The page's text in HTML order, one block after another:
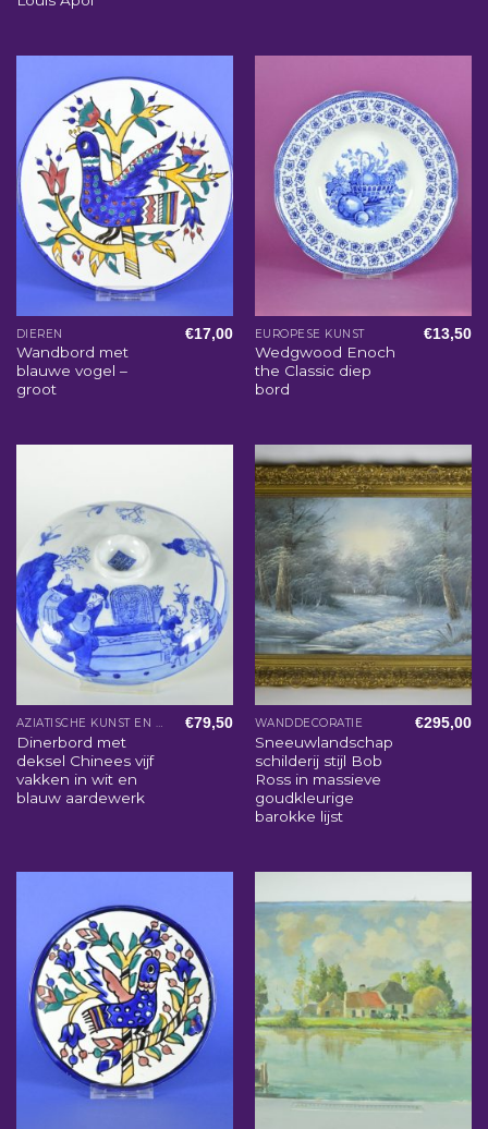
DIEREN
Wandbord met
blauwe vogel –
groot
€17,00 EUROPESE KUNST
Wedgwood Enoch
the Classic diep
bord
€13,50
AZIATISCHE KUNST EN WOONACCESSOIRES
Dinerbord met
deksel Chinees vijf
vakken in wit en
blauw aardewerk
€79,50 WANDDECORATIE
Sneeuwlandschap
schilderij stijl Bob
Ross in massieve
goudkleurige
barokke lijst
€295,00